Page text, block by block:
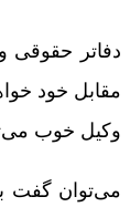
دفاتر حقوقی
مقابل خود
وکیل خوب
می‌توان گفت